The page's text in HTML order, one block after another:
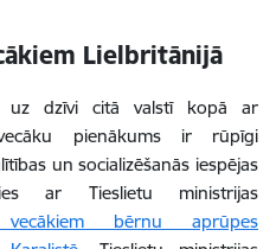
Lielbritānijā
uz dzīvi citā valstī kopā ar
pienākums ir rūpīgi
un socializēšanās iespējas
ar Tieslietu ministrijas
bērnu aprūpes